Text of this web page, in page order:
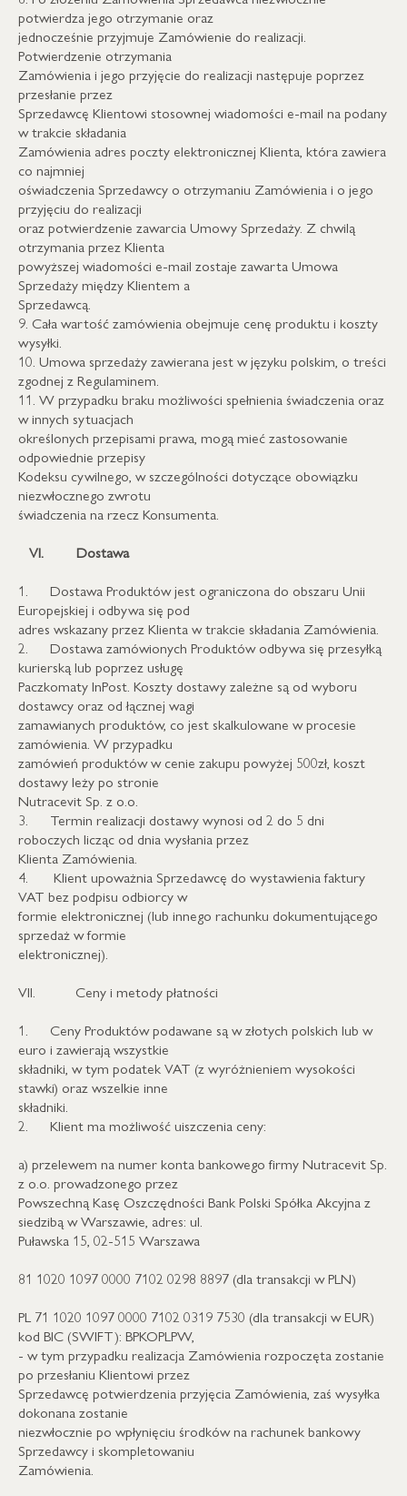
potwierdza jego otrzymanie oraz
jednocześnie przyjmuje Zamówienie do realizacji.
Potwierdzenie otrzymania
Zamówienia i jego przyjęcie do realizacji następuje poprzez
przesłanie przez
Sprzedawcę Klientowi stosownej wiadomości e-mail na podany
w trakcie składania
Zamówienia adres poczty elektronicznej Klienta, która zawiera
co najmniej
oświadczenia Sprzedawcy o otrzymaniu Zamówienia i o jego
przyjęciu do realizacji
oraz potwierdzenie zawarcia Umowy Sprzedaży. Z chwilą
otrzymania przez Klienta
powyższej wiadomości e-mail zostaje zawarta Umowa
Sprzedaży między Klientem a
Sprzedawcą.
9. Cała wartość zamówienia obejmuje cenę produktu i koszty
wysyłki.
10. Umowa sprzedaży zawierana jest w języku polskim, o treści
zgodnej z Regulaminem.
11. W przypadku braku możliwości spełnienia świadczenia oraz
w innych sytuacjach
określonych przepisami prawa, mogą mieć zastosowanie
odpowiednie przepisy
Kodeksu cywilnego, w szczególności dotyczące obowiązku
niezwłocznego zwrotu
świadczenia na rzecz Konsumenta.
VI.
Dostawa
1. Dostawa Produktów jest ograniczona do obszaru Unii
Europejskiej i odbywa się pod
adres wskazany przez Klienta w trakcie składania Zamówienia.
2. Dostawa zamówionych Produktów odbywa się przesyłką
kurierską lub poprzez usługę
Paczkomaty InPost. Koszty dostawy zależne są od wyboru
dostawcy oraz od łącznej wagi
zamawianych produktów, co jest skalkulowane w procesie
zamówienia. W przypadku
zamówień produktów w cenie zakupu powyżej 500zł, koszt
dostawy leży po stronie
Nutracevit Sp. z o.o.
3. Termin realizacji dostawy wynosi od 2 do 5 dni
roboczych licząc od dnia wysłania przez
Klienta Zamówienia.
4. Klient upoważnia Sprzedawcę do wystawienia faktury
VAT bez podpisu odbiorcy w
formie elektronicznej (lub innego rachunku dokumentującego
sprzedaż w formie
elektronicznej).
VII. Ceny i metody płatności
1. Ceny Produktów podawane są w złotych polskich lub w
euro i zawierają wszystkie
składniki, w tym podatek VAT (z wyróżnieniem wysokości
stawki) oraz wszelkie inne
składniki.
2. Klient ma możliwość uiszczenia ceny:
a) przelewem na numer konta bankowego firmy Nutracevit Sp.
z o.o. prowadzonego przez
Powszechną Kasę Oszczędności Bank Polski Spółka Akcyjna z
siedzibą w Warszawie, adres: ul.
Puławska 15, 02-515 Warszawa
81 1020 1097 0000 7102 0298 8897 (dla transakcji w PLN)
PL 71 1020 1097 0000 7102 0319 7530 (dla transakcji w EUR)
kod BIC (SWIFT): BPKOPLPW,
- w tym przypadku realizacja Zamówienia rozpoczęta zostanie
po przesłaniu Klientowi przez
Sprzedawcę potwierdzenia przyjęcia Zamówienia, zaś wysyłka
dokonana zostanie
niezwłocznie po wpłynięciu środków na rachunek bankowy
Sprzedawcy i skompletowaniu
Zamówienia.